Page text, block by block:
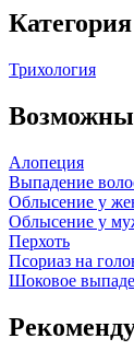
Трихология
Алопеция
Выпадение
Облысение у
Облысение у
Перхоть
Псориаз на
Шоковое